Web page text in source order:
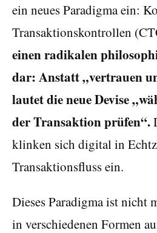
ein neues Paradigma ein:
Transaktionskontrollen
einen radikalen
dar: Anstatt „vertrauen
lautet die neue Devise
der Transaktion prüfen“.
klinken sich digital in
Transaktionsfluss ein.
Dieses Paradigma ist nicht
in verschiedenen Formen